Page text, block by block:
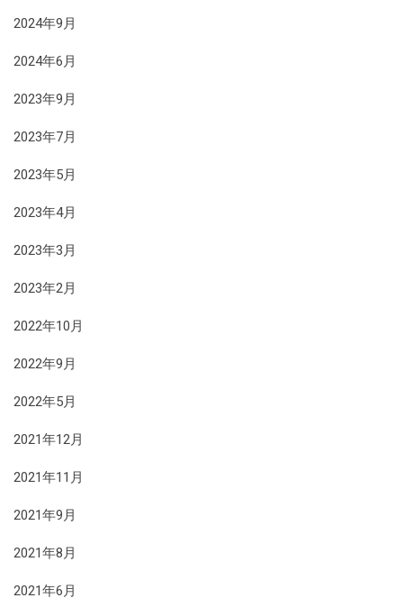
2024年9月
2024年6月
2023年9月
2023年7月
2023年5月
2023年4月
2023年3月
2023年2月
2022年10月
2022年9月
2022年5月
2021年12月
2021年11月
2021年9月
2021年8月
2021年6月